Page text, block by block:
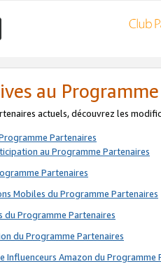
au
actuels, découvrez les
Partenaires
au Programme Partenaires
Partenaires
Mobiles du Programme Partenaires
du Programme Partenaires
du Programme Partenaires
Influenceurs Amazon du Programme